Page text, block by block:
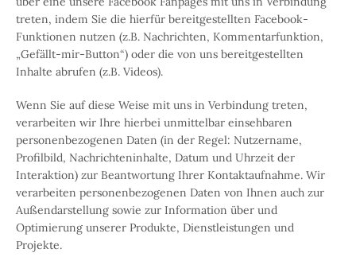
treten, indem Sie die hierfür bereitgestellten Facebook-
Funktionen nutzen (z.B. Nachrichten, Kommentarfunktion,
„Gefällt-mir-Button“) oder die von uns bereitgestellten
Inhalte abrufen (z.B. Videos).
Wenn Sie auf diese Weise mit uns in Verbindung treten,
verarbeiten wir Ihre hierbei unmittelbar einsehbaren
personenbezogenen Daten (in der Regel: Nutzername,
Profilbild, Nachrichteninhalte, Datum und Uhrzeit der
Interaktion) zur Beantwortung Ihrer Kontaktaufnahme. Wir
verarbeiten personenbezogenen Daten von Ihnen auch zur
Außendarstellung sowie zur Information über und
Optimierung unserer Produkte, Dienstleistungen und
Projekte.